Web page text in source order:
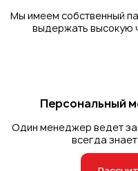
Мы имеем собственный
выдержать высокую
Персональный
Один менеджер ведет
всегда